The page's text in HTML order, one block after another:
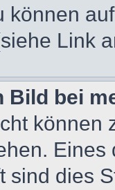
können
Link
Bild bei
können
sind dies